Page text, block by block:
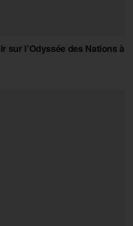
sur l’Odyssée des Nations à